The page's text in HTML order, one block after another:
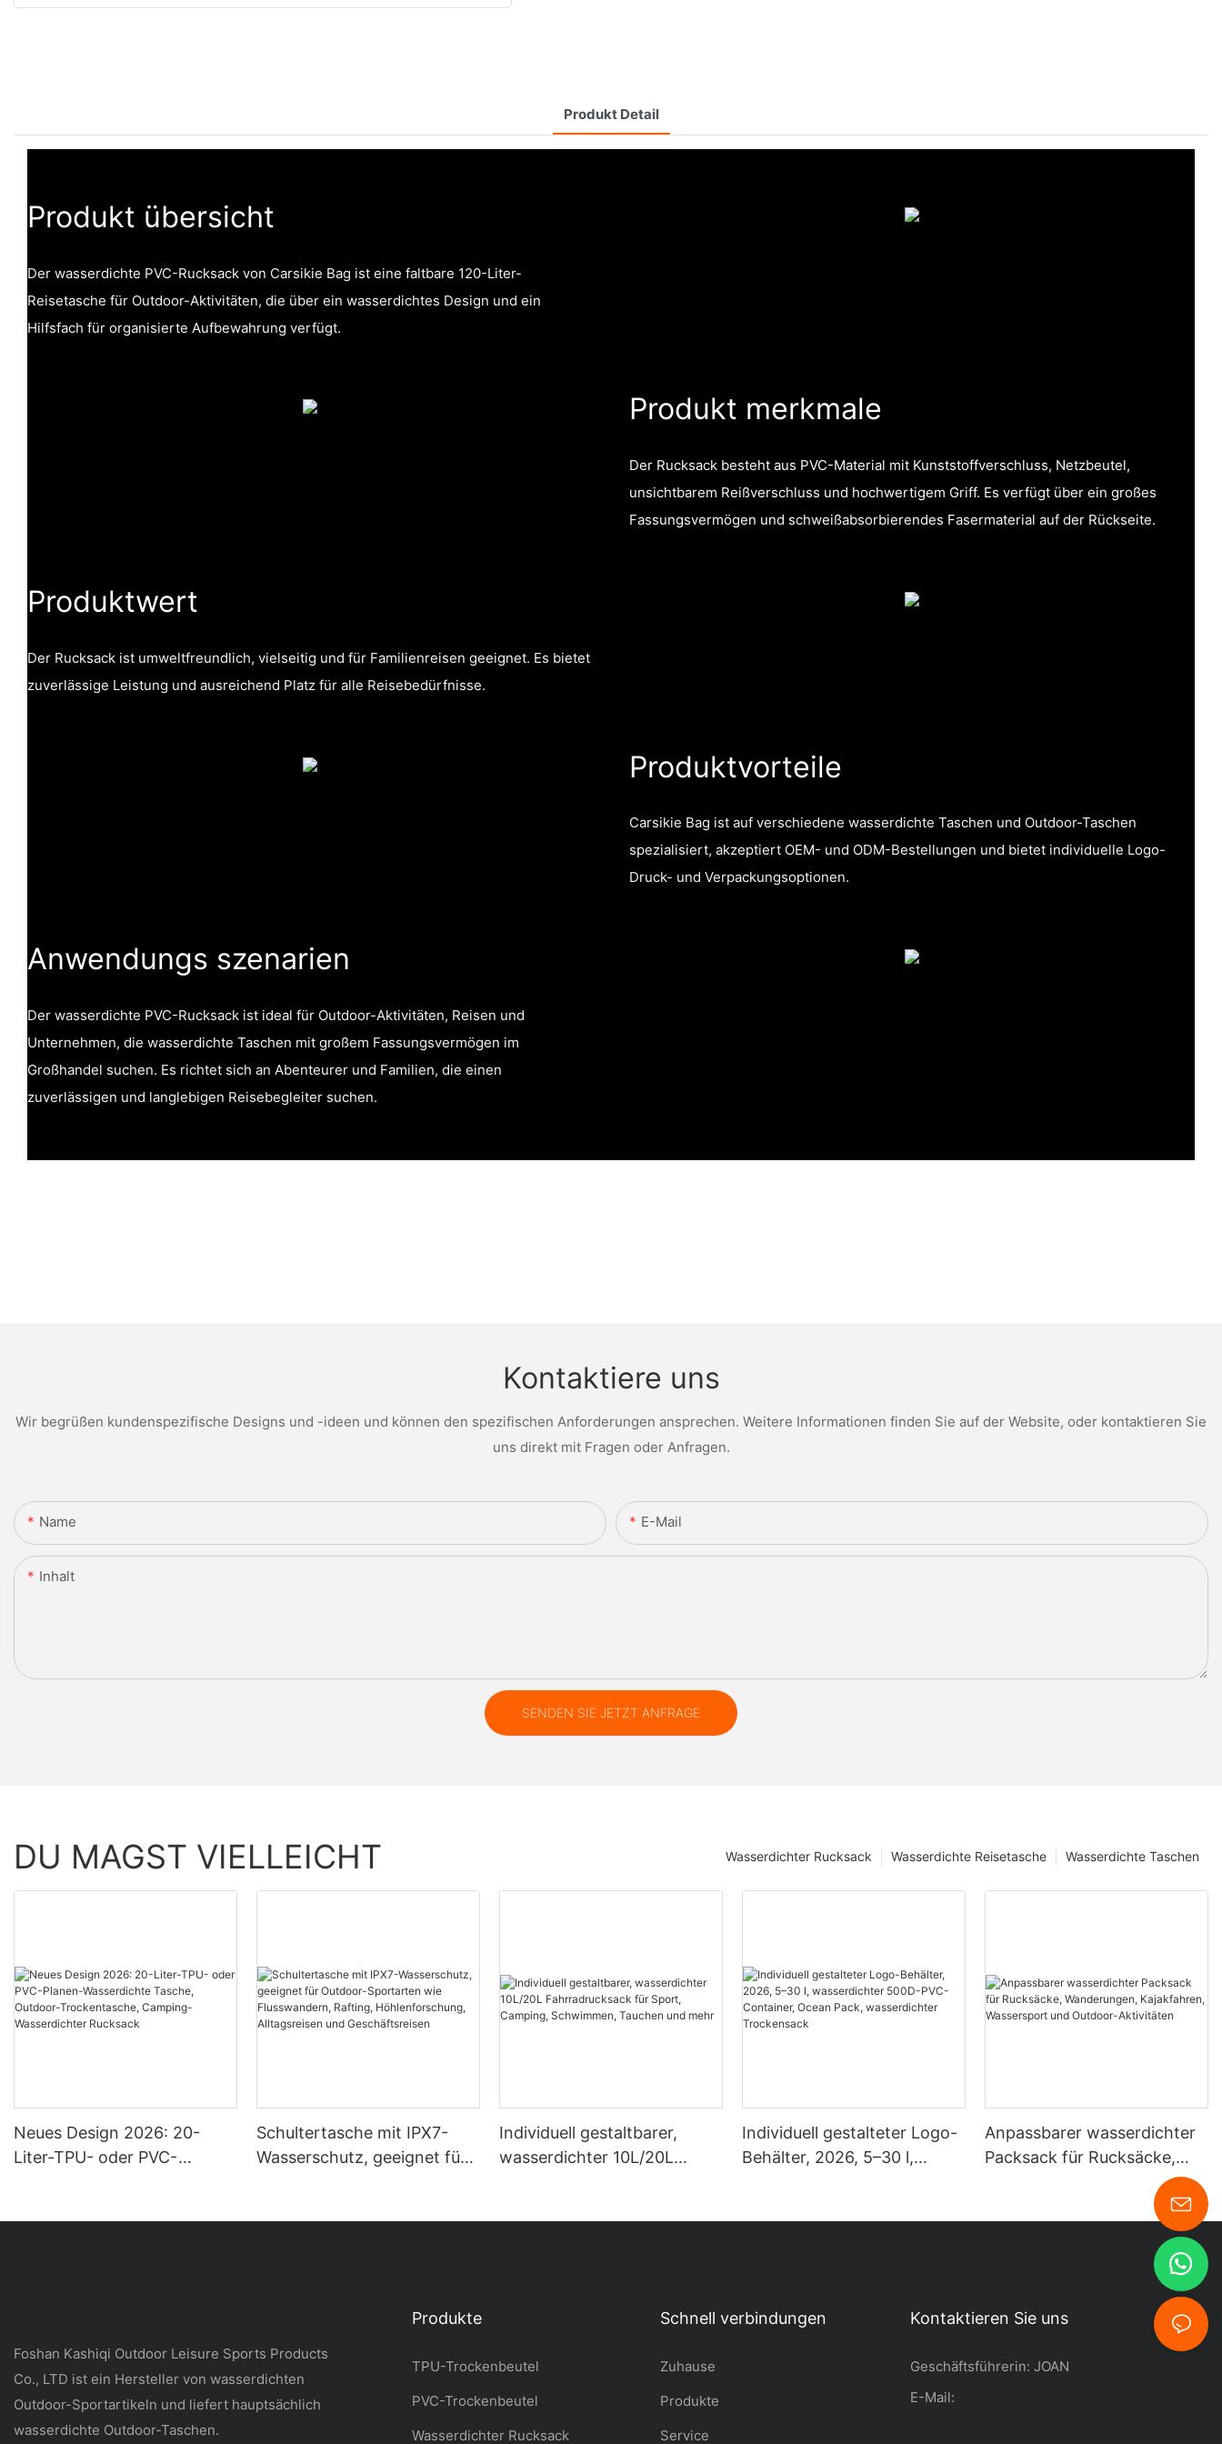
Produkt Detail
Produkt übersicht
Der wasserdichte PVC-Rucksack von Carsikie Bag ist eine faltbare 120-Liter-
Reisetasche für Outdoor-Aktivitäten, die über ein wasserdichtes Design und ein
Hilfsfach für organisierte Aufbewahrung verfügt.
Produkt merkmale
Der Rucksack besteht aus PVC-Material mit Kunststoffverschluss, Netzbeutel,
unsichtbarem Reißverschluss und hochwertigem Griff. Es verfügt über ein großes
Fassungsvermögen und schweißabsorbierendes Fasermaterial auf der Rückseite.
Produktwert
Der Rucksack ist umweltfreundlich, vielseitig und für Familienreisen geeignet. Es bietet
zuverlässige Leistung und ausreichend Platz für alle Reisebedürfnisse.
Produktvorteile
Carsikie Bag ist auf verschiedene wasserdichte Taschen und Outdoor-Taschen
spezialisiert, akzeptiert OEM- und ODM-Bestellungen und bietet individuelle Logo-
Druck- und Verpackungsoptionen.
Anwendungs szenarien
Der wasserdichte PVC-Rucksack ist ideal für Outdoor-Aktivitäten, Reisen und
Unternehmen, die wasserdichte Taschen mit großem Fassungsvermögen im
Großhandel suchen. Es richtet sich an Abenteurer und Familien, die einen
zuverlässigen und langlebigen Reisebegleiter suchen.
Kontaktiere uns
Wir begrüßen kundenspezifische Designs und -ideen und können den spezifischen Anforderungen ansprechen. Weitere Informationen finden Sie auf der Website, oder kontaktieren Sie
uns direkt mit Fragen oder Anfragen.
Name E-Mail
Inhalt
SENDEN SIE JETZT ANFRAGE
DU MAGST VIELLEICHT Wasserdichte Taschen
Wasserdichte Reisetasche
Wasserdichter Rucksack
Neues Design 2026: 20-
Liter-TPU- oder PVC-
Schultertasche mit IPX7-
Wasserschutz, geeignet für
Individuell gestaltbarer,
wasserdichter 10L/20L
Individuell gestalteter Logo-
Behälter, 2026, 5–30 l,
Anpassbarer wasserdichter
Packsack für Rucksäcke,
Wanderungen, Kajakfahren,
Wassersport und Outdoor-
Foshan Kashiqi Outdoor Leisure Sports Products
Co., LTD ist ein Hersteller von wasserdichten
Outdoor-Sportartikeln und liefert hauptsächlich
wasserdichte Outdoor-Taschen.
Produkte
TPU-Trockenbeutel
PVC-Trockenbeutel
Wasserdichter Rucksack
Schnell verbindungen
Zuhause
Produkte
Service
Kontaktieren Sie uns
Geschäftsführerin: JOAN
E-Mail: